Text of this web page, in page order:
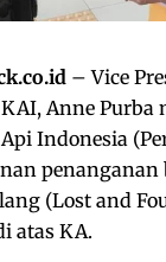
– Vice
Anne Purba
Indonesia
penanganan
(Lost and
atas KA.